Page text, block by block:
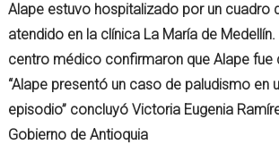
Alape estuvo hospitalizado por un cuadro
atendido en la clínica La María de
centro médico confirmaron que Alape fue
“Alape presentó un caso de paludismo en
episodio” concluyó Victoria Eugenia
Gobierno de Antioquia